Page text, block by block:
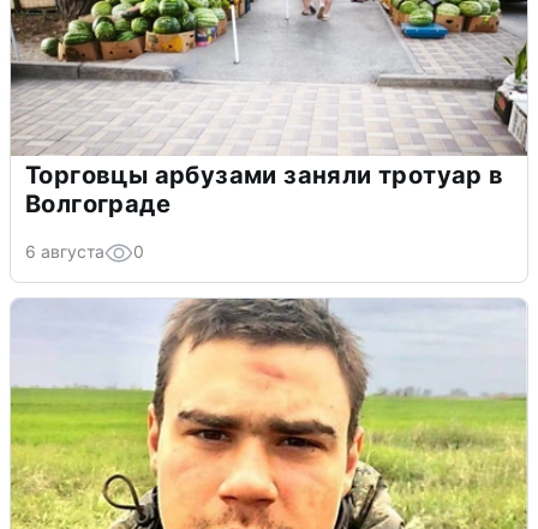
Торговцы арбузами заняли тротуар в
Волгограде
6 августа 0